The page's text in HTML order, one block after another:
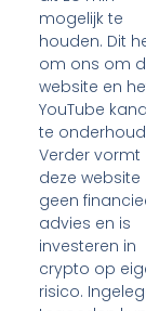
mogelijk te
houden. Dit
om ons om
website en
YouTube
te
Verder vormt
deze website
geen
advies en is
investeren in
crypto op
risico.